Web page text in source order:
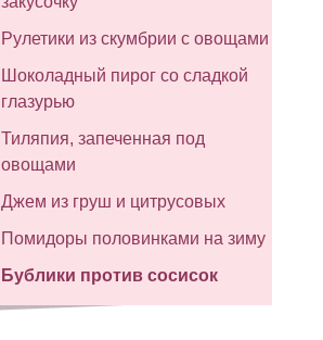
Рулетики из скумбрии с овощами
Шоколадный пирог со сладкой
глазурью
Тиляпия, запеченная под
овощами
Джем из груш и цитрусовых
Помидоры половинками на зиму
Бублики против сосисок